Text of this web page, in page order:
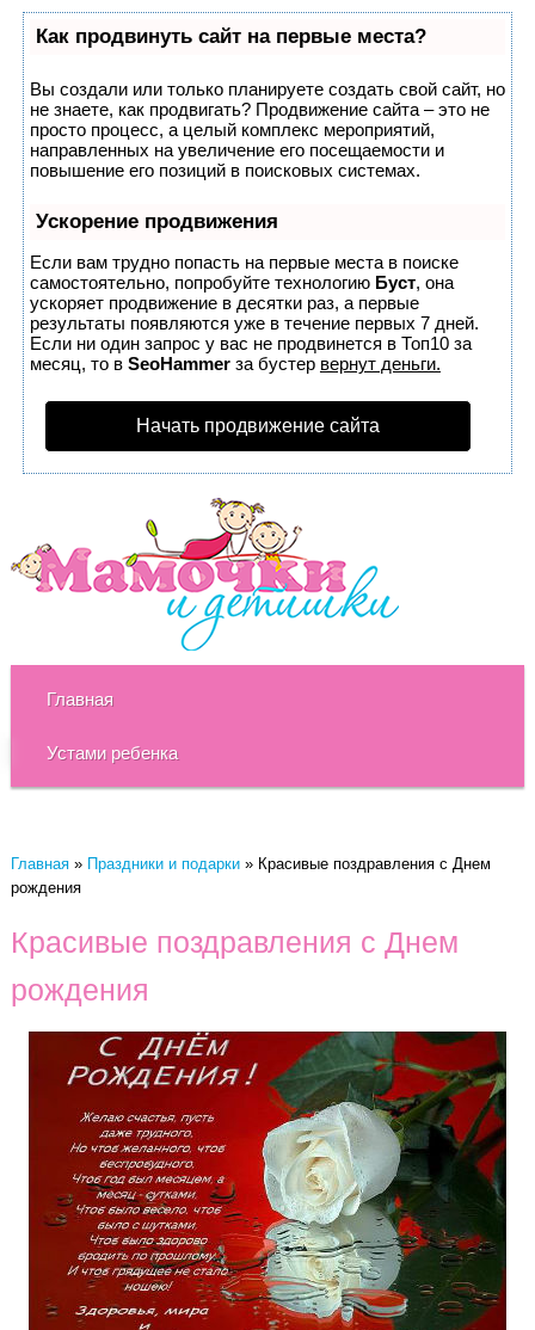
Как продвинуть сайт на первые места?
Вы создали или только планируете создать свой сайт, но
не знаете, как продвигать? Продвижение сайта – это не
просто процесс, а целый комплекс мероприятий,
направленных на увеличение его посещаемости и
повышение его позиций в поисковых системах.
Ускорение продвижения
Если вам трудно попасть на первые места в поиске
самостоятельно, попробуйте технологию Буст, она
ускоряет продвижение в десятки раз, а первые
результаты появляются уже в течение первых 7 дней.
Если ни один запрос у вас не продвинется в Топ10 за
месяц, то в SeoHammerза бустер вернут деньги.
Начать продвижение сайта
Главная
Устами ребенка
Главная» Праздники и подарки» Красивые поздравления с Днем
рождения
Красивые поздравления с Днем
рождения